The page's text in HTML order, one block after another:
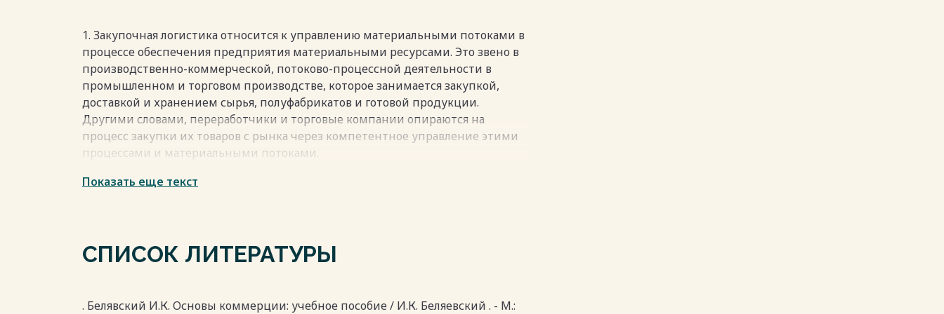
1. Закупочная логистика относится к управлению материальными потоками в
процессе обеспечения предприятия материальными ресурсами. Это звено в
производственно-коммерческой, потоково-процессной деятельности в
промышленном и торговом производстве, которое занимается закупкой,
доставкой и хранением сырья, полуфабрикатов и готовой продукции.
Другими словами, переработчики и торговые компании опираются на
процесс закупки их товаров с рынка через компетентное управление этими
процессами и материальными потоками.
Закупочная логистика включает в себя процесс движения сырья, материалов,
отечественной практике это область до сих пор называется материально-
закупочная логистика.
Показать еще текст
СПИСОК ЛИТЕРАТУРЫ
. Белявский И.К. Основы коммерции: учебное пособие / И.К. Беляевский . - М.: